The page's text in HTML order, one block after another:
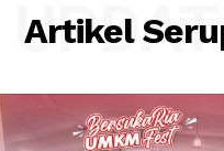
Artikel